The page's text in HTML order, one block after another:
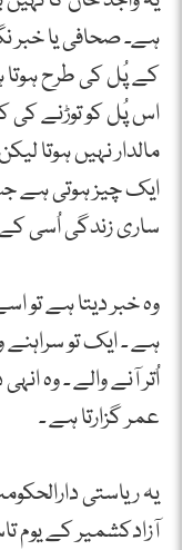
ہے۔ صحافی یا خبر
کے پُل کی طرح
اس پُل کو توڑنے
مالدار نہیں ہوتا
ایک چیز ہوتی ہے
ساری زندگی اُسی
وہ خبر دیتا ہے تو
ہے ۔ ایک تو
اُتر آنے والے ۔ وہ
عمر گزارتا ہے ۔
یہ ریاستی
آزادکشمیر کے یوم